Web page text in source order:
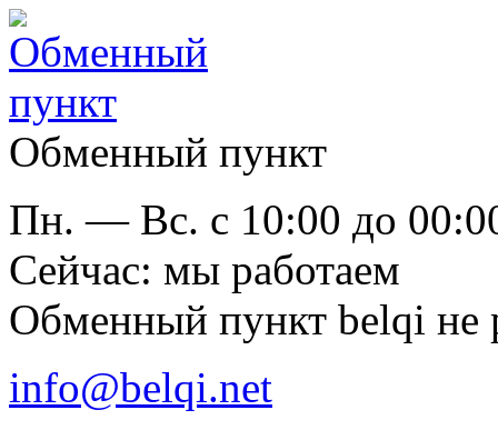
Обменный пункт
Пн. — Вс. с 10:00 до
Cейчас: мы работаем
Обменный пункт belqi не
info@belqi.net